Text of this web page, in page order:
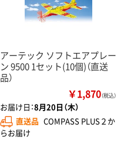
アーテック ソフトエアプレー
ン 9500 1セット(10個)（直送
品）
￥1,870（税込）
お届け日：8月20日（木）
直送品 COMPASS PLUS２か
らお届け